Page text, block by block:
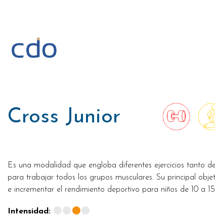
Cross Junior
Es una modalidad que engloba diferentes ejercicios tanto
para trabajar todos los grupos musculares. Su principal
e incrementar el rendimiento deportivo para niños de 10 a
Intensidad: